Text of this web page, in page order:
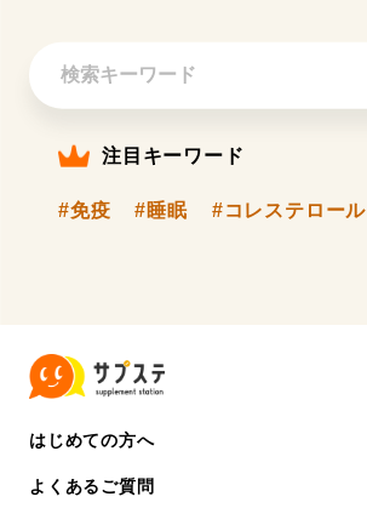
注目キーワード
#免疫 #睡眠 #コレステロール
はじめての方へ
よくあるご質問